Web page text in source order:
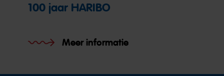
100 jaar HARIBO
Meer informatie